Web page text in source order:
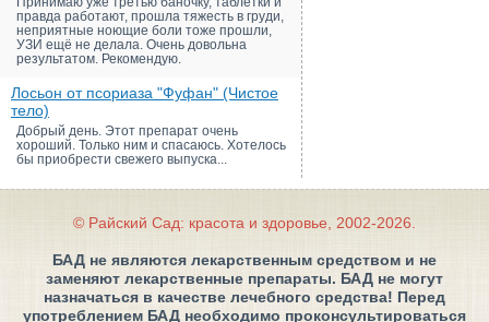
правда работают, прошла тяжесть в груди,
неприятные ноющие боли тоже прошли,
УЗИ ещё не делала. Очень довольна
результатом. Рекомендую.
Лосьон от псориаза "Фуфан" (Чистое
тело)
Добрый день. Этот препарат очень
хороший. Только ним и спасаюсь. Хотелось
бы приобрести свежего выпуска...
© Райский Сад: красота и здоровье, 2002-2026.
БАД не являются лекарственным средством и не
заменяют лекарственные препараты. БАД не могут
назначаться в качестве лечебного средства! Перед
употреблением БАД необходимо проконсультироваться